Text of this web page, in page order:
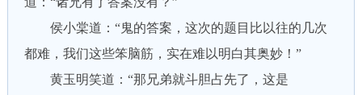
侯小棠道：“鬼的答案，这次的题目比以往的几次
都难，我们这些笨脑筋，实在难以明白其奥妙！”
黄玉明笑道：“那兄弟就斗胆占先了，这是